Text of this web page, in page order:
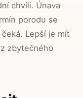
chvíli. Únava
porodu se
Lepší je mít
zbytečného